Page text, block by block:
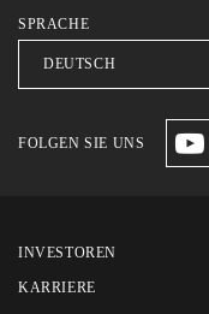
SPRACHE
FOLGEN SIE UNS
INVESTOREN
KARRIERE